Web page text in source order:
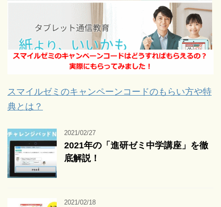
スマイルゼミのキャンペーンコードのもらい方や特
典とは？
2021/02/27
2021年の「進研ゼミ中学講座」を徹
底解説！
2021/02/18